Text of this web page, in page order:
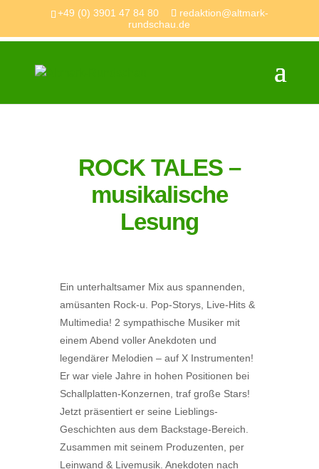
+49 (0) 3901 47 84 80
redaktion@altmark-
rundschau.de
ROCK TALES –
musikalische
Lesung
Ein unterhaltsamer Mix aus spannenden,
amüsanten Rock-u. Pop-Storys, Live-Hits &
Multimedia! 2 sympathische Musiker mit
einem Abend voller Anekdoten und
legendärer Melodien – auf X Instrumenten!
Er war viele Jahre in hohen Positionen bei
Schallplatten-Konzernen, traf große Stars!
Jetzt präsentiert er seine Lieblings-
Geschichten aus dem Backstage-Bereich.
Zusammen mit seinem Produzenten, per
Leinwand & Livemusik. Anekdoten nach